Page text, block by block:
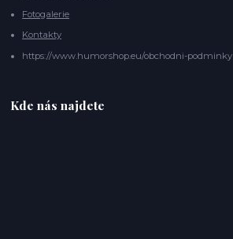
Fotogalerie
Kontakty
https://www.humorshop.eu/obchodni-podminky
Kde nás najdete